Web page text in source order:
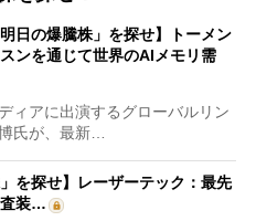
明日の爆騰株」を探せ】トーメン
ンを通じて世界のAIメモリ需
ィアに出演するグローバルリン
氏が、最新…
を探せ】レーザーテック：最先
査装…